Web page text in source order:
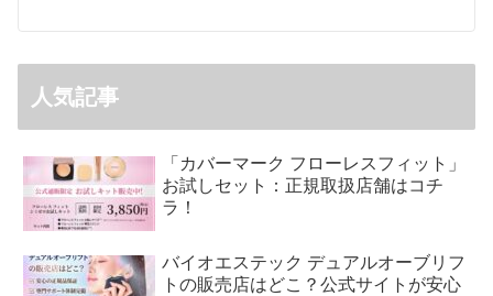
人気記事
「カバーマーク フローレスフィット」
お試しセット：正規取扱店舗はコチ
ラ！
バイオエステック デュアルオーブリフ
トの販売店はどこ？公式サイトが安心